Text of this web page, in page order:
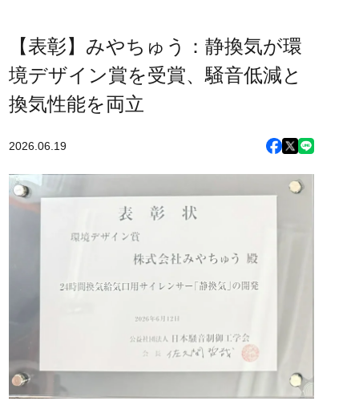
【表彰】みやちゅう：静換気が環
境デザイン賞を受賞、騒音低減と
換気性能を両立
2026.06.19